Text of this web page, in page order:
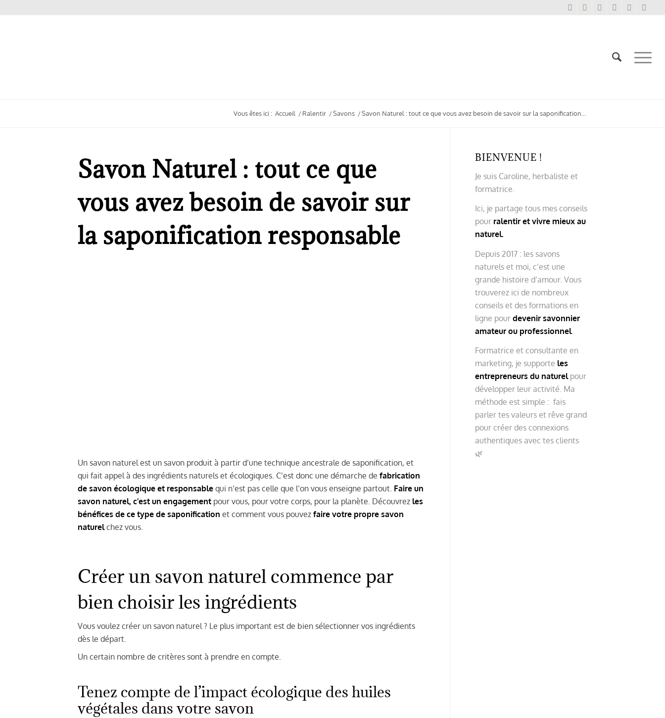
Vous êtes ici : Accueil / Ralentir /Savons /Savon Naturel : tout ce que vous avez besoin de savoir sur la saponification...
Savon Naturel : tout ce que
vous avez besoin de savoir sur
la saponification responsable
Un savon naturel est un savon produit à partir d’une technique ancestrale de saponification, et
qui fait appel à des ingrédients naturels et écologiques. C’est donc une démarche de fabrication
de savon écologique et responsable qui n’est pas celle que l’on vous enseigne partout. Faire un
savon naturel, c’est un engagement pour vous, pour votre corps, pour la planète. Découvrez les
bénéfices de ce type de saponification et comment vous pouvez faire votre propre savon
naturelchez vous.
Créer un savon naturel commence par
bien choisir les ingrédients
Vous voulez créer un savon naturel ? Le plus important est de bien sélectionner vos ingrédients
dès le départ.
Un certain nombre de critères sont à prendre en compte.
Tenez compte de l’impact écologique des huiles
végétales dans votre savon
BIENVENUE !
Je suis Caroline, herbaliste et
formatrice.
Ici, je partage tous mes conseils
pour ralentir et vivre mieux au
naturel.
Depuis 2017 : les savons
naturels et moi, c’est une
grande histoire d’amour. Vous
trouverez ici de nombreux
conseils et des formations en
ligne pour devenir savonnier
amateur ou professionnel.
Formatrice et consultante en
marketing, je supporte les
entrepreneurs du naturel pour
développer leur activité. Ma
méthode est simple : fais
parler tes valeurs et rêve grand
pour créer des connexions
authentiques avec tes clients
🌿